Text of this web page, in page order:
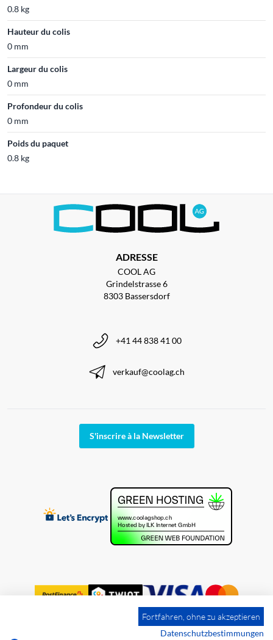
0.8 kg
Hauteur du colis
0 mm
Largeur du colis
0 mm
Profondeur du colis
0 mm
Poids du paquet
0.8 kg
ADRESSE
COOL AG
Grindelstrasse 6
8303 Bassersdorf
+41 44 838 41 00
verkauf@coolag.ch
S'inscrire à la Newsletter
Fortfahren, ohne zu akzeptieren
Datenschutzbestimmungen